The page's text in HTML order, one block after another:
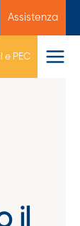
Assistenza
e PEC
il